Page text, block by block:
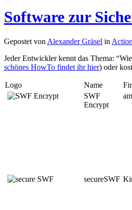
Software zur
Gepostet von Alexander Gräsel in
Jeder Entwickler kennt das Thema:
schönes HowTo findet ihr hier) oder
Logo Name
SWF
Encrypt
secureSWF